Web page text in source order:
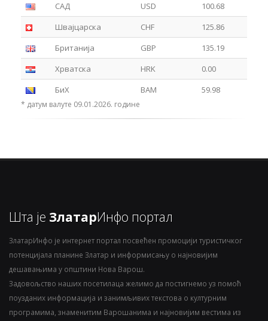
САД
USD
100.68
Швајцарска
CHF
125.86
Британија
GBP
135.19
Хрватска
HRK
0.00
БиХ
BAM 59.98
* датум валуте 09.01.2026. године
Шта је ЗлатарИнфо портал
ЗлатарИнфо је интернет портал посвећен промоцији туристичког
потенцијала планине Златар и информисању о најновијим
дешавањима у општини Нова Варош.
Задовољство наших посетилаца желимо да постигнемо уз помоћ
поузданих информација и занимљивих текстова о културним
програмима, знаменитим Варошанима и најновијим вестима из